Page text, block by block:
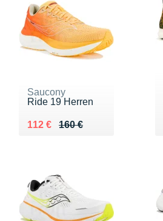
Saucony
Ride 19 Herren
160 €
Au lieu de 160 €
112 €
Vendu 112 €